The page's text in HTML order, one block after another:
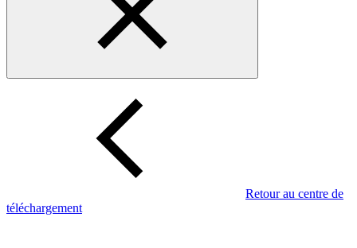
Retour au centre de
téléchargement